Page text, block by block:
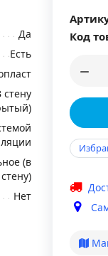
Код
Да
Есть
стену
(в
стену)
Нет